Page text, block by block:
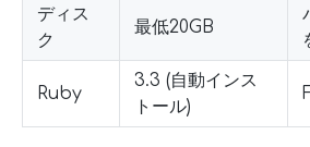
ディス
ク
最低20GB
Ruby
3.3 (自動インス
トール)